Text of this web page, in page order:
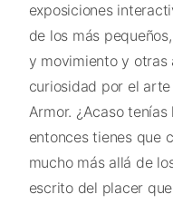
exposiciones
de los más
y movimiento y
curiosidad por el
Armor. ¿Acaso
entonces tienes que
mucho más allá de
escrito del placer